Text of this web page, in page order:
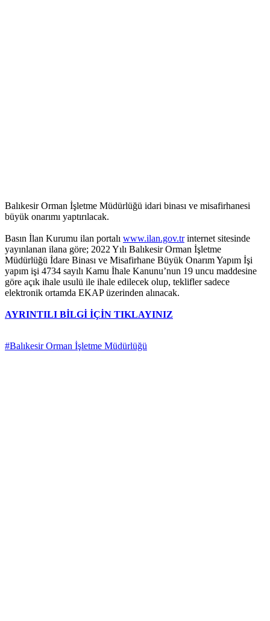
Balıkesir Orman İşletme Müdürlüğü idari binası ve misafirhanesi
büyük onarımı yaptırılacak.
Basın İlan Kurumu ilan portalı www.ilan.gov.trinternet sitesinde
yayınlanan ilana göre; 2022 Yılı Balıkesir Orman İşletme
Müdürlüğü İdare Binası ve Misafirhane Büyük Onarım Yapım İşi
yapım işi 4734 sayılı Kamu İhale Kanunu’nun 19 uncu maddesine
göre açık ihale usulü ile ihale edilecek olup, teklifler sadece
elektronik ortamda EKAP üzerinden alınacak.
AYRINTILI BİLGİ İÇİN TIKLAYINIZ
#Balıkesir Orman İşletme Müdürlüğü